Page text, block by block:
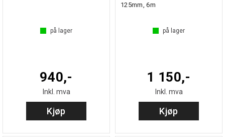
på lager
940,-
Inkl. mva
Kjøp
125mm, 6m
på lager
1 150,-
Inkl. mva
Kjøp